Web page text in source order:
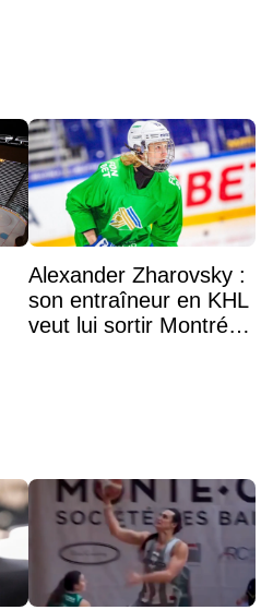
Alexander Zharovsky :
son entraîneur en KHL
veut lui sortir Montréal